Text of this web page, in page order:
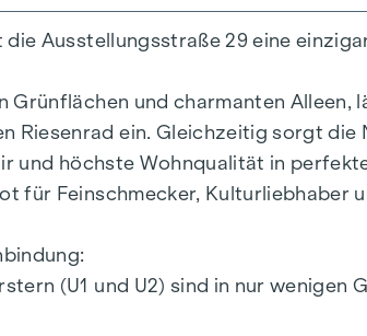
= 0,67
= 0,68
F GEE,SK = 1,28
und dem zu vermittelnden Dritten
Ausstellungsstraße 29 eine
Grünflächen und charmanten
Riesenrad ein. Gleichzeitig sorgt
und höchste Wohnqualität in
für Feinschmecker, Kulturliebhaber
(U1 und U2) sind in nur wenigen